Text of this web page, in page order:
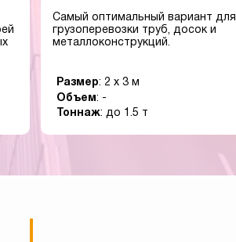
Самый оптимальный вариант для
грузоперевозки труб, досок и
металлоконструкций.
Размер: 2 x 3 м
Объем: -
Тоннаж: до 1.5 т